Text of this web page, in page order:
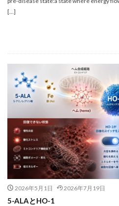
[…]
2026年5月1日 2026年7月19日
5-ALAとHO-1